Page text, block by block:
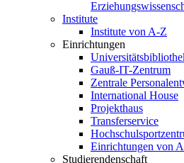
Institute
Institute von A-Z
Einrichtungen
Gauß-IT-Zentrum
Zentrale
International House
Projekthaus
Transferservice
Einrichtungen von
Studierendenschaft